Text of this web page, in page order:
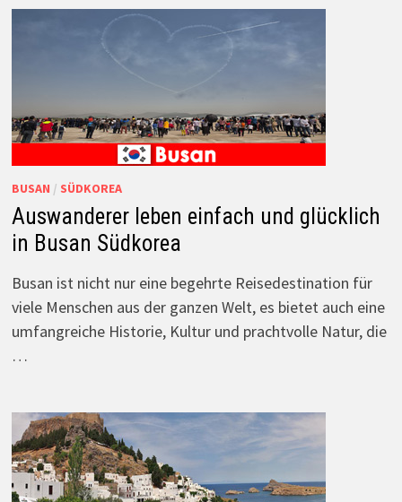
BUSAN / SÜDKOREA
Auswanderer leben einfach und glücklich
in Busan Südkorea
Busan ist nicht nur eine begehrte Reisedestination für
viele Menschen aus der ganzen Welt, es bietet auch eine
umfangreiche Historie, Kultur und prachtvolle Natur, die
…